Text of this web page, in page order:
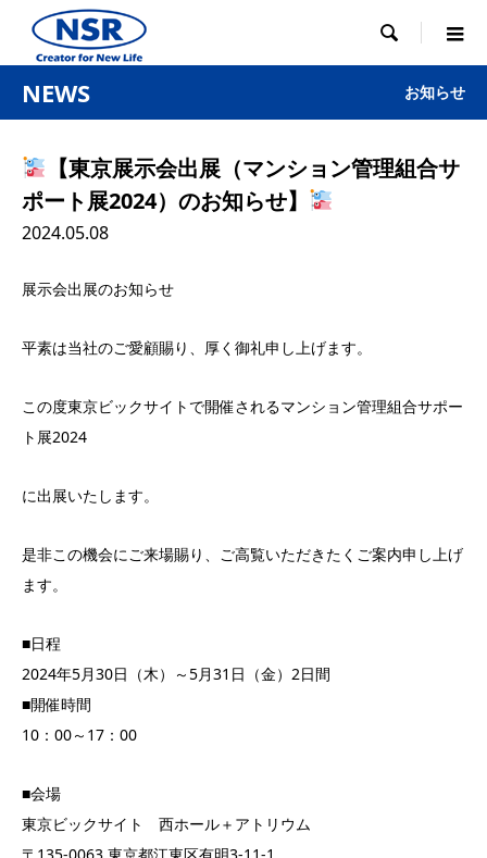

NEWS お知らせ
【東京展示会出展（マンション管理組合サ
ポート展2024）のお知らせ】
2024.05.08
展示会出展のお知らせ
平素は当社のご愛顧賜り、厚く御礼申し上げます。
この度東京ビックサイトで開催されるマンション管理組合サポー
ト展2024
に出展いたします。
是非この機会にご来場賜り、ご高覧いただきたくご案内申し上げ
ます。
■日程
2024年5月30日（木）～5月31日（金）2日間
■開催時間
10：00～17：00
■会場
東京ビックサイト 西ホール＋アトリウム